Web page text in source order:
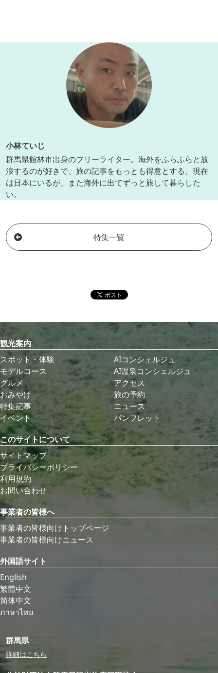
小林ていじ
群馬県館林市出身のフリーライター。海外をふらふらと放
浪するのが好きで、旅の記事をもっとも得意とする。現在
は日本にいるが、また海外に出てずっと旅して暮らした
い。
特集一覧
観光案内
スポット・体験
モデルコース
グルメ
おみやげ
特集記事
イベント
AIコンシェルジュ
AI温泉コンシェルジュ
アクセス
旅の予約
ニュース
パンフレット
このサイトについて
サイトマップ
プライバシーポリシー
利用規約
お問い合わせ
事業者の皆様へ
事業者の皆様向けトップページ
事業者の皆様向けニュース
外国語サイト
English
繁體中文
简体中文
ภาษาไทย
群馬県
詳細はこちら